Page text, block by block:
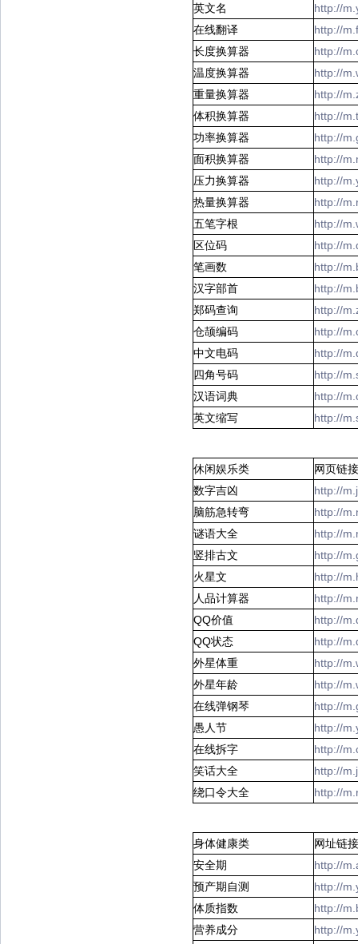
英文名
http://
在线翻译
http://
长度换算器
http://
温度换算器
http://
重量换算器
http://
体积换算器
http://
功率换算器
http://
面积换算器
http://
压力换算器
http://
热量换算器
http://
五笔字根
http://
区位码
http://
笔画数
http://
汉字部首
http://
郑码查询
http://
仓颉编码
http://
中文电码
http://
四角号码
http://
汉语词典
http://
英文缩写
http://
休闲娱乐类
网页链接
数字吉凶
http://
脑筋急转弯
http://
谜语大全
http://
竖排古文
http://
火星文
http://
人品计算器
http://
QQ价值
http://
QQ状态
http://
外星体重
http://
外星年龄
http://
在线弹钢琴
http://
愚人节
http://
在线拆字
http://
笑话大全
http://
绕口令大全
http://
身体健康类
网址链接
安全期
http://
预产期自测
http://
体质指数
http://
营养成分
http://